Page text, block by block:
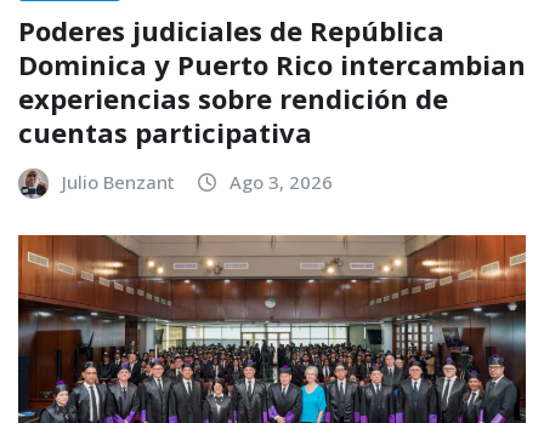
Poderes judiciales de República
Dominica y Puerto Rico intercambian
experiencias sobre rendición de
cuentas participativa
Julio Benzant Ago 3, 2026